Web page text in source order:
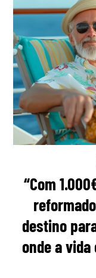
“Com
destino
onde a